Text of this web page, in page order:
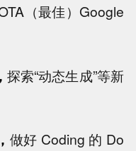
（最佳）Google
探索“动态生成”等新
做好 Coding 的 Do